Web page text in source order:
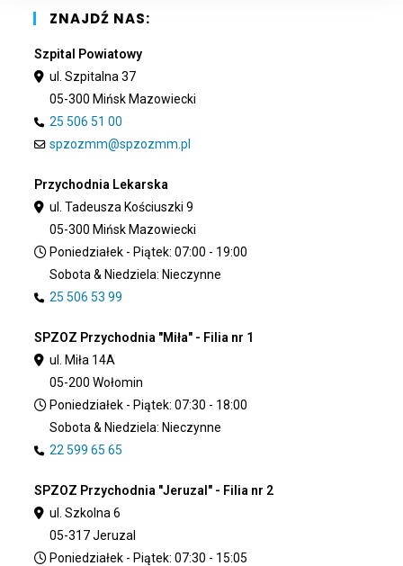
ZNAJDŹ NAS:
Szpital Powiatowy
ul. Szpitalna 37
05-300 Mińsk Mazowiecki
25 506 51 00
spzozmm@spzozmm.pl
Przychodnia Lekarska
ul. Tadeusza Kościuszki 9
05-300 Mińsk Mazowiecki
Poniedziałek - Piątek: 07:00 - 19:00
Sobota & Niedziela: Nieczynne
25 506 53 99
SPZOZ Przychodnia "Miła" - Filia nr 1
ul. Miła 14A
05-200 Wołomin
Poniedziałek - Piątek: 07:30 - 18:00
Sobota & Niedziela: Nieczynne
22 599 65 65
SPZOZ Przychodnia "Jeruzal" - Filia nr 2
ul. Szkolna 6
05-317 Jeruzal
Poniedziałek - Piątek: 07:30 - 15:05